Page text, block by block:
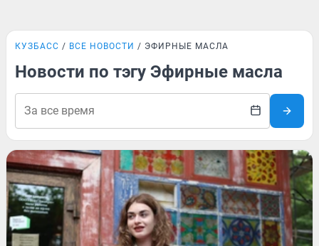
КУЗБАСС ВСЕ НОВОСТИ ЭФИРНЫЕ МАСЛА
Новости по тэгу Эфирные масла